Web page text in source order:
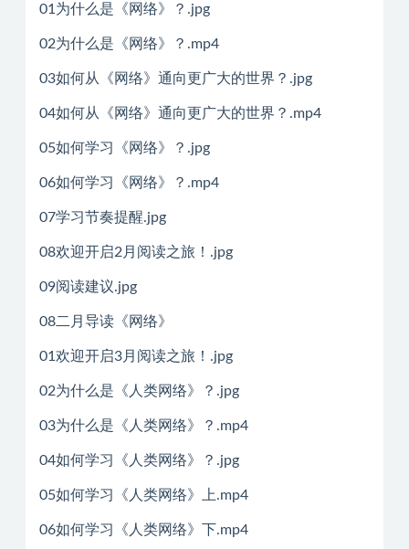
01为什么是《网络》？.jpg
02为什么是《网络》？.mp4
03如何从《网络》通向更广大的世界？.jpg
04如何从《网络》通向更广大的世界？.mp4
05如何学习《网络》？.jpg
06如何学习《网络》？.mp4
07学习节奏提醒.jpg
08欢迎开启2月阅读之旅！.jpg
09阅读建议.jpg
08二月导读《网络》
01欢迎开启3月阅读之旅！.jpg
02为什么是《人类网络》？.jpg
03为什么是《人类网络》？.mp4
04如何学习《人类网络》？.jpg
05如何学习《人类网络》上.mp4
06如何学习《人类网络》下.mp4